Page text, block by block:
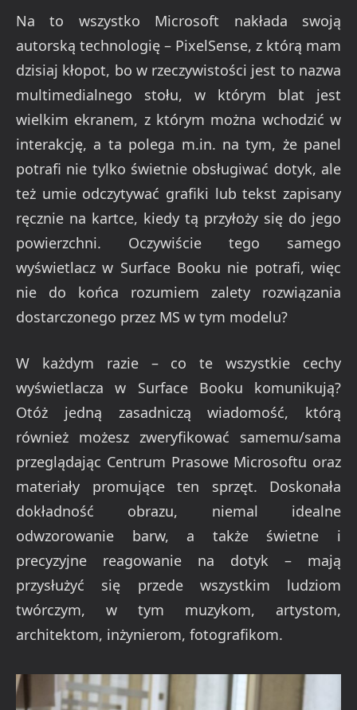
Na to wszystko Microsoft nakłada swoją
autorską technologię – PixelSense, z którą mam
dzisiaj kłopot, bo w rzeczywistości jest to nazwa
multimedialnego stołu, w którym blat jest
wielkim ekranem, z którym można wchodzić w
interakcję, a ta polega m.in. na tym, że panel
potrafi nie tylko świetnie obsługiwać dotyk, ale
też umie odczytywać grafiki lub tekst zapisany
ręcznie na kartce, kiedy tą przyłoży się do jego
powierzchni. Oczywiście tego samego
wyświetlacz w Surface Booku nie potrafi, więc
nie do końca rozumiem zalety rozwiązania
dostarczonego przez MS w tym modelu?
W każdym razie – co te wszystkie cechy
wyświetlacza w Surface Booku komunikują?
Otóż jedną zasadniczą wiadomość, którą
również możesz zweryfikować samemu/sama
przeglądając Centrum Prasowe Microsoftu oraz
materiały promujące ten sprzęt. Doskonała
dokładność obrazu, niemal idealne
odwzorowanie barw, a także świetne i
precyzyjne reagowanie na dotyk – mają
przysłużyć się przede wszystkim ludziom
twórczym, w tym muzykom, artystom,
architektom, inżynierom, fotografikom.